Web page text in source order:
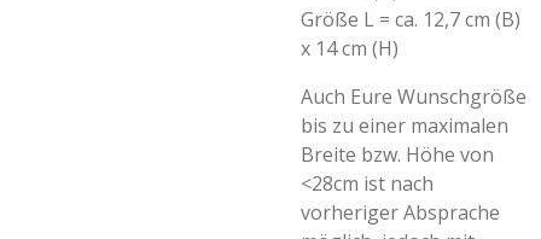
Größe L = ca. 12,7 cm (B)
x 14 cm (H)
Auch Eure Wunschgröße
bis zu einer maximalen
Breite bzw. Höhe von
<28cm ist nach
vorheriger Absprache